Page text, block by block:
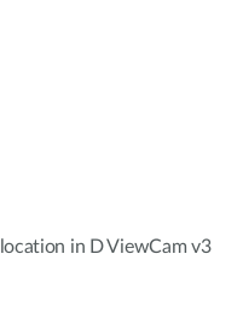
in D ViewCam v3